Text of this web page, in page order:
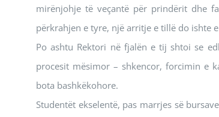
mirënjohje të veçantë për prindërit dhe
përkrahjen e tyre, një arritje e tillë do ishte
Po ashtu Rektori në fjalën e tij shtoi se
procesit mësimor – shkencor, forcimin e
bota bashkëkohore.
Studentët ekselentë, pas marrjes së